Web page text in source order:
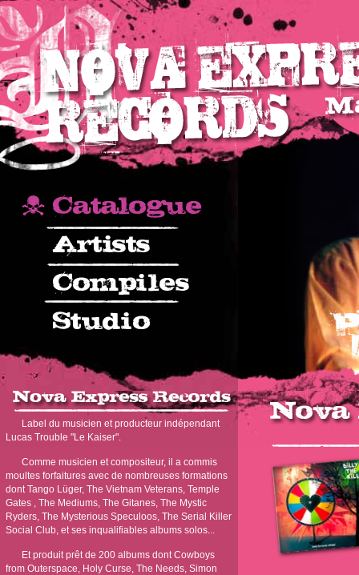
Label du musicien et producteur indépendant
Lucas Trouble "Le Kaiser".
Comme musicien et compositeur, il a commis
moultes forfaitures avec de nombreuses formations
dont Tango Lüger, The Vietnam Veterans, Temple
Gates , The Mediums, The Gitanes, The Mystic
Ryders, The Mysterious Speculoos, The Serial Killer
Social Club, et ses inqualifiables albums solos...
Et produit prêt de 200 albums dont Cowboys
from Outerspace, Holy Curse, The Needs, Simon